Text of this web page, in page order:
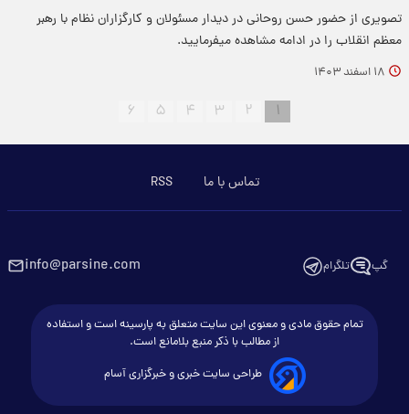
تصویری از حضور حسن روحانی در دیدار مسئولان و کارگزاران نظام با رهبر
معظم انقلاب را در ادامه مشاهده میفرمایید.
۱۸ اسفند ۱۴۰۳
۱ ۲ ۳ ۴ ۵ ۶
تماس با ما RSS
گپ تلگرام info@parsine.com
تمام حقوق مادی و معنوی این سایت متعلق به پارسینه است و استفاده
از مطالب با ذکر منبع بلامانع است.
طراحی سایت خبری و خبرگزاری آسام